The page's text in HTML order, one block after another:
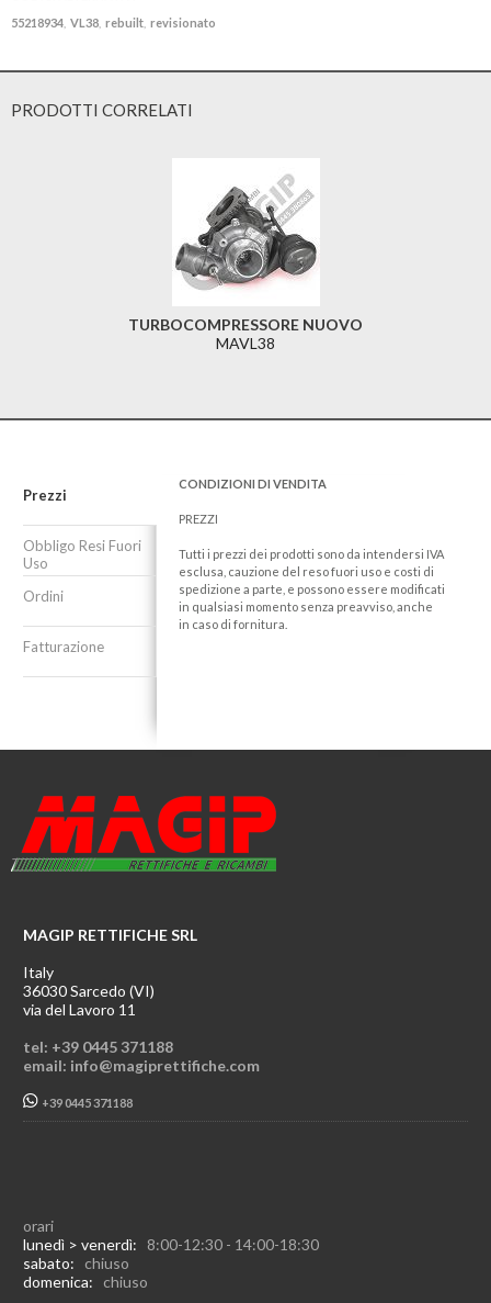
55218934 VL38 rebuilt revisionato
PRODOTTI CORRELATI
TURBOCOMPRESSORE NUOVO
MAVL38
Prezzi
Obbligo Resi Fuori
Uso
Ordini
Fatturazione
CONDIZIONI DI VENDITA
PREZZI
Tutti i prezzi dei prodotti sono da intendersi IVA
esclusa, cauzione del reso fuori uso e costi di
spedizione a parte, e possono essere modificati
in qualsiasi momento senza preavviso, anche
in caso di fornitura.
MAGIP RETTIFICHE SRL
Italy
36030 Sarcedo (VI)
via del Lavoro 11
tel: +39 0445 371188
email: info@magiprettifiche.com
+39 0445 371188
orari
lunedì > venerdì: 8:00-12:30 - 14:00-18:30
sabato: chiuso
domenica: chiuso